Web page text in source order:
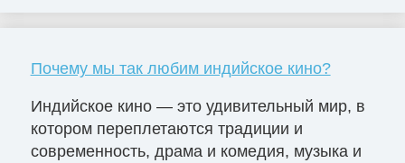
Почему мы так любим индийское кино?
Индийское кино — это удивительный мир, в
котором переплетаются традиции и
современность, драма и комедия, музыка и